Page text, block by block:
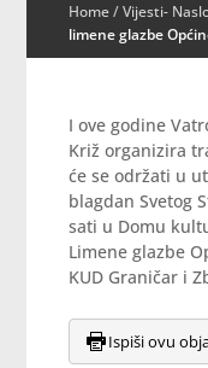
Home/Vijesti-
limene glazbe
I ove godine
Križ organizira
će se održati u
blagdan Svetog
sati u Domu
Limene glazbe
KUD Graničar i
Ispiši ovu